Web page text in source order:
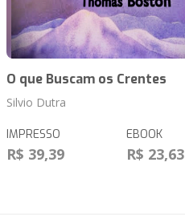
O que Buscam os Crentes
Silvio Dutra
IMPRESSO
R$ 39,39
EBOOK
R$ 23,63